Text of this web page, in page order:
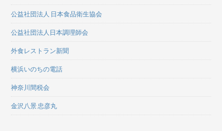
公益社団法人 日本食品衛生協会
公益社団法人日本調理師会
外食レストラン新聞
横浜いのちの電話
神奈川間税会
金沢八景 忠彦丸